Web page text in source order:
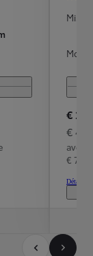
Mise
€
€
avec
€
Détails